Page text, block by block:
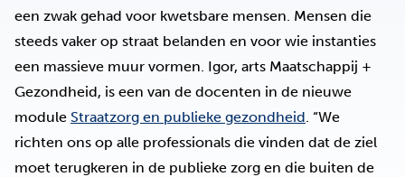
een zwak gehad voor kwetsbare mensen. Mensen die
steeds vaker op straat belanden en voor wie instanties
een massieve muur vormen. Igor, arts Maatschappij +
Gezondheid, is een van de docenten in de nieuwe
module Straatzorg en publieke gezondheid. “We
richten ons op alle professionals die vinden dat de ziel
moet terugkeren in de publieke zorg en die buiten de